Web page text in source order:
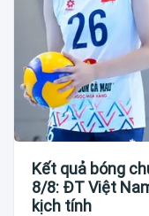
Kết quả bóng
8/8: ĐT Việt
kịch tính